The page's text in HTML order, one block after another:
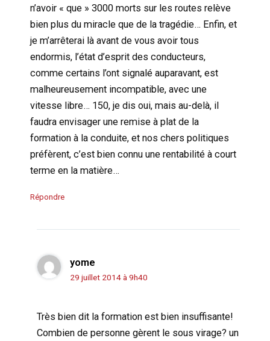
n’avoir « que » 3000 morts sur les routes relève
bien plus du miracle que de la tragédie… Enfin, et
je m’arrêterai là avant de vous avoir tous
endormis, l’état d’esprit des conducteurs,
comme certains l’ont signalé auparavant, est
malheureusement incompatible, avec une
vitesse libre… 150, je dis oui, mais au-delà, il
faudra envisager une remise à plat de la
formation à la conduite, et nos chers politiques
préfèrent, c’est bien connu une rentabilité à court
terme en la matière…
Répondre
yome
29 juillet 2014 à 9h40
Très bien dit la formation est bien insuffisante!
Combien de personne gèrent le sous virage? un